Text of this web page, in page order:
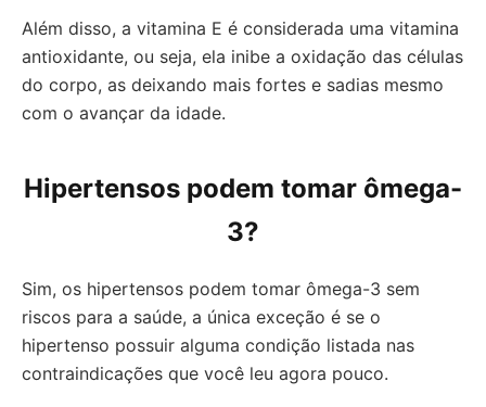
Além disso, a vitamina E é considerada uma vitamina
antioxidante, ou seja, ela inibe a oxidação das células
do corpo, as deixando mais fortes e sadias mesmo
com o avançar da idade.
Hipertensos podem tomar ômega-
3?
Sim, os hipertensos podem tomar ômega-3 sem
riscos para a saúde, a única exceção é se o
hipertenso possuir alguma condição listada nas
contraindicações que você leu agora pouco.